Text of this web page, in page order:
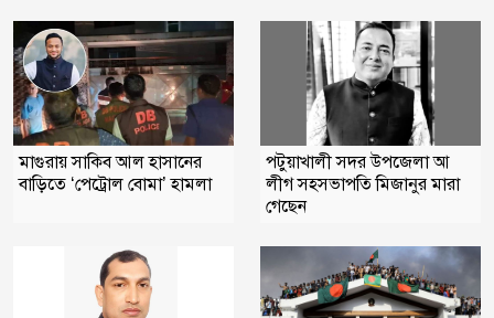
মাগুরায় সাকিব আল হাসানের
বাড়িতে ‘পেট্রোল বোমা’ হামলা
পটুয়াখালী সদর উপজেলা আ
লীগ সহসভাপতি মিজানুর মারা
গেছেন